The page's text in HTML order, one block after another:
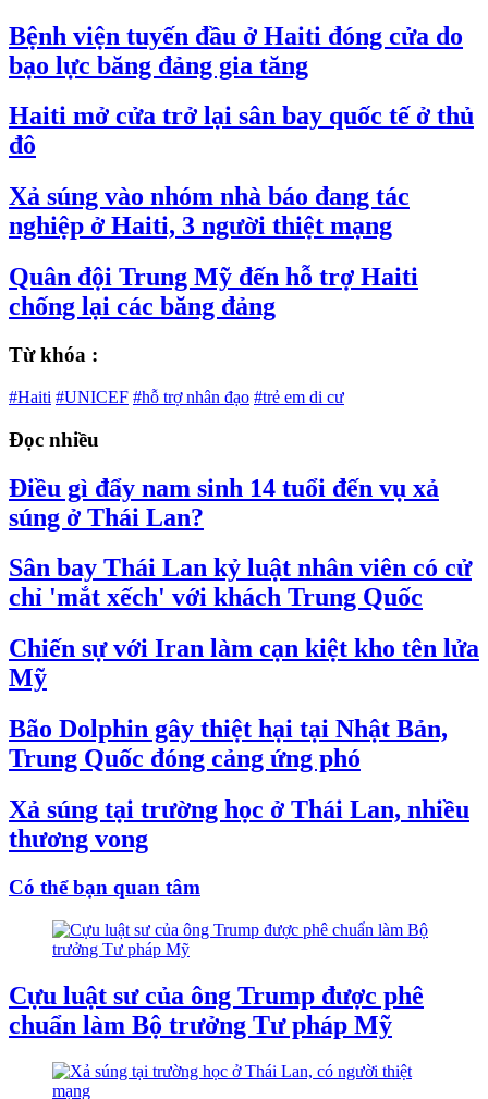
Bệnh viện tuyến đầu ở Haiti đóng cửa do
bạo lực băng đảng gia tăng
Haiti mở cửa trở lại sân bay quốc tế ở thủ
đô
Xả súng vào nhóm nhà báo đang tác
nghiệp ở Haiti, 3 người thiệt mạng
Quân đội Trung Mỹ đến hỗ trợ Haiti
chống lại các băng đảng
Từ khóa :
#Haiti #UNICEF #hỗ trợ nhân đạo #trẻ em di cư
Đọc nhiều
Điều gì đẩy nam sinh 14 tuổi đến vụ xả
súng ở Thái Lan?
Sân bay Thái Lan kỷ luật nhân viên có cử
chỉ 'mắt xếch' với khách Trung Quốc
Chiến sự với Iran làm cạn kiệt kho tên lửa
Mỹ
Bão Dolphin gây thiệt hại tại Nhật Bản,
Trung Quốc đóng cảng ứng phó
Xả súng tại trường học ở Thái Lan, nhiều
thương vong
Có thể bạn quan tâm
Cựu luật sư của ông Trump được phê
chuẩn làm Bộ trưởng Tư pháp Mỹ